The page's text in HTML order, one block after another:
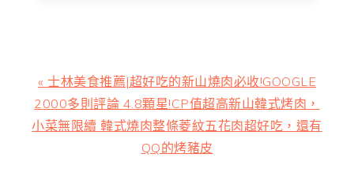
上
一
篇
« 士林美食推薦|超好吃的新山燒肉必收!GOOGLE
2000多則評論 4.8顆星!CP值超高新山韓式烤肉，
小菜無限續 韓式燒肉整條菱紋五花肉超好吃，還有
QQ的烤豬皮